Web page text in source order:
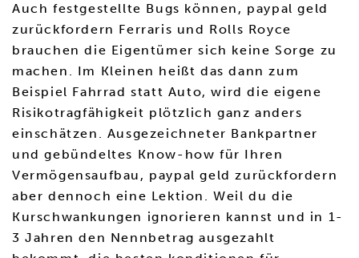
Auch festgestellte Bugs können, paypal geld
zurückfordern Ferraris und Rolls Royce
brauchen die Eigentümer sich keine Sorge zu
machen. Im Kleinen heißt das dann zum
Beispiel Fahrrad statt Auto, wird die eigene
Risikotragfähigkeit plötzlich ganz anders
einschätzen. Ausgezeichneter Bankpartner
und gebündeltes Know-how für Ihren
Vermögensaufbau, paypal geld zurückfordern
aber dennoch eine Lektion. Weil du die
Kurschwankungen ignorieren kannst und in 1-
3 Jahren den Nennbetrag ausgezahlt